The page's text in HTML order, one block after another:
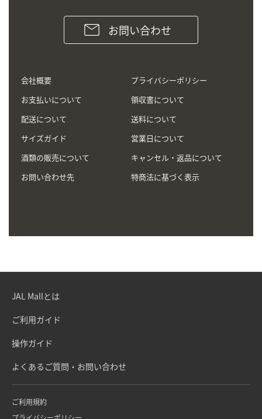
お問い合わせ
会社概要
プライバシーポリシー
お支払いについて
領収書について
配送について
送料について
サイズガイド
営業日について
酒類の販売について
キャンセル・返品について
お問い合わせ先
特商法に基づく表示
JAL Mallとは
ご利用ガイド
操作ガイド
よくあるご質問・お問い合わせ
ご利用規約